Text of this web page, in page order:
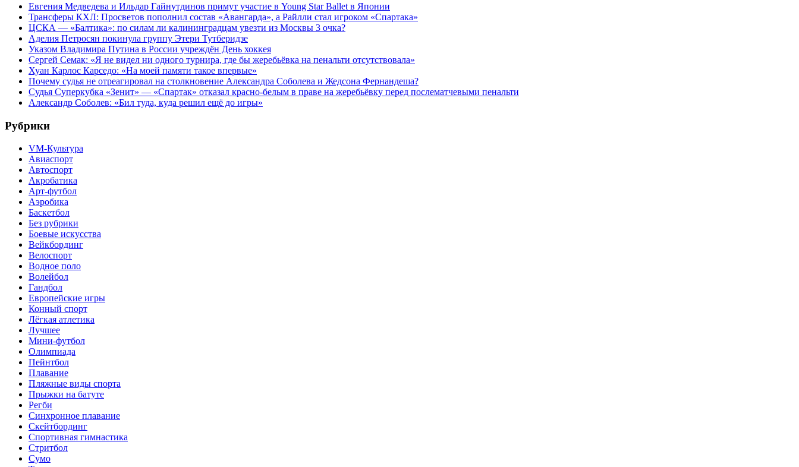
Евгения Медведева и Ильдар Гайнутдинов примут участие в Young Star Ballet в Японии
Трансферы КХЛ: Просветов пополнил состав «Авангарда», а Райлли стал игроком «Спартака»
ЦСКА — «Балтика»: по силам ли калининградцам увезти из Москвы 3 очка?
Аделия Петросян покинула группу Этери Тутберидзе
Указом Владимира Путина в России учреждён День хоккея
Сергей Семак: «Я не видел ни одного турнира, где бы жеребьёвка на пенальти отсутствовала»
Хуан Карлос Карседо: «На моей памяти такое впервые»
Почему судья не отреагировал на столкновение Александра Соболева и Жедсона Фернандеша?
Судья Суперкубка «Зенит» — «Спартак» отказал красно-белым в праве на жеребьёвку перед послематчевыми пенальти
Александр Соболев: «Бил туда, куда решил ещё до игры»
Рубрики
VM-Культура
Авиаспорт
Автоспорт
Акробатика
Арт-футбол
Аэробика
Баскетбол
Без рубрики
Боевые искусства
Вейкбординг
Велоспорт
Водное поло
Волейбол
Гандбол
Европейские игры
Конный спорт
Лёгкая атлетика
Лучшее
Мини-футбол
Олимпиада
Пейнтбол
Плавание
Пляжные виды спорта
Прыжки на батуте
Регби
Синхронное плавание
Скейтбординг
Спортивная гимнастика
Стритбол
Сумо